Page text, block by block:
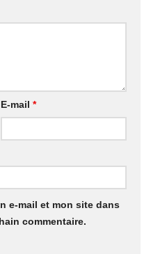
E-mail *
e-mail et mon site dans
commentaire.